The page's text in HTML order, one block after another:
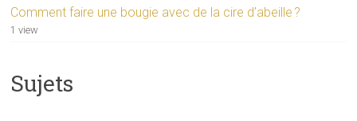
Comment faire une bougie avec de la cire d’abeille ?
1 view
Sujets